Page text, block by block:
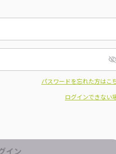
パスワードを忘れた方はこ
ログインできない